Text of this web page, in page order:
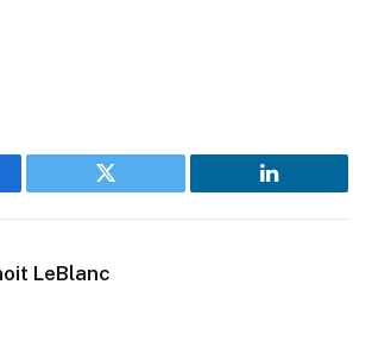
Twitter LinkedIn
LeBlanc